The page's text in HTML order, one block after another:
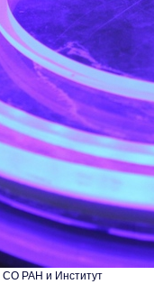
СО РАН и Институт